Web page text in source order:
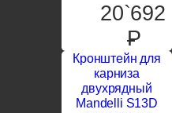
20`692
P
Кронштейн для
карниза
двухрядный
Mandelli S13D